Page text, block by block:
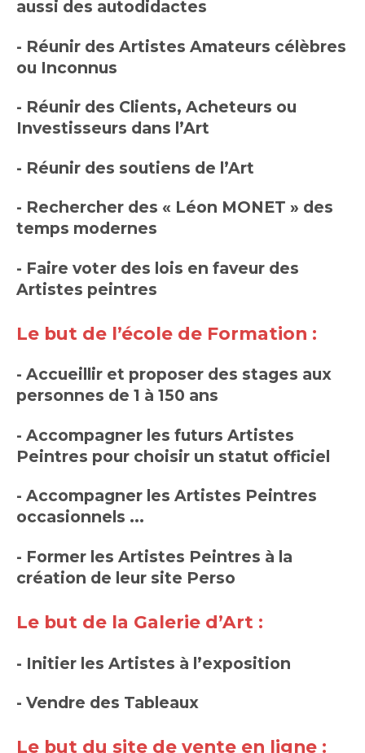
aussi des autodidactes
- Réunir des Artistes Amateurs célèbres
ou Inconnus
- Réunir des Clients, Acheteurs ou
Investisseurs dans l’Art
- Réunir des soutiens de l’Art
- Rechercher des « Léon MONET » des
temps modernes
- Faire voter des lois en faveur des
Artistes peintres
Le but de l’école de Formation :
- Accueillir et proposer des stages aux
personnes de 1 à 150 ans
- Accompagner les futurs Artistes
Peintres pour choisir un statut officiel
- Accompagner les Artistes Peintres
occasionnels ...
- Former les Artistes Peintres à la
création de leur site Perso
Le but de la Galerie d’Art :
- Initier les Artistes à l’exposition
- Vendre des Tableaux
Le but du site de vente en ligne :